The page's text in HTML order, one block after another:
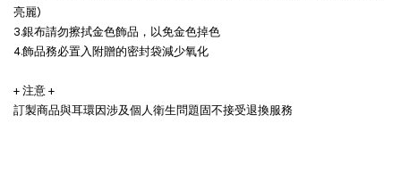
亮麗)
3.銀布請勿擦拭金色飾品，以免金色掉色
4.飾品務必置入附贈的密封袋減少氧化
+ 注意 +
訂製商品與耳環因涉及個人衛生問題固不接受退換服務